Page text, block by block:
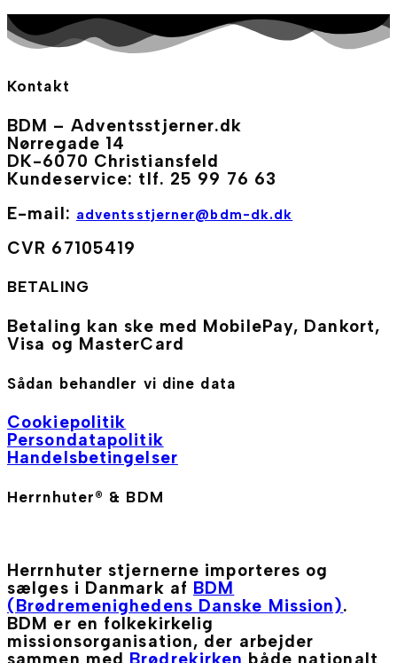
Kontakt
BDM – Adventsstjerner.dk
Nørregade 14
DK-6070 Christiansfeld
Kundeservice: tlf. 25 99 76 63
E-mail: adventsstjerner@bdm-dk.dk
CVR 67105419
BETALING
Betaling kan ske med MobilePay, Dankort,
Visa og MasterCard
Sådan behandler vi dine data
Cookiepolitik
Persondatapolitik
Handelsbetingelser
Herrnhuter® & BDM
Herrnhuter stjernerne importeres og
sælges i Danmark af BDM
(Brødremenighedens Danske Mission).
BDM er en folkekirkelig
missionsorganisation, der arbejder